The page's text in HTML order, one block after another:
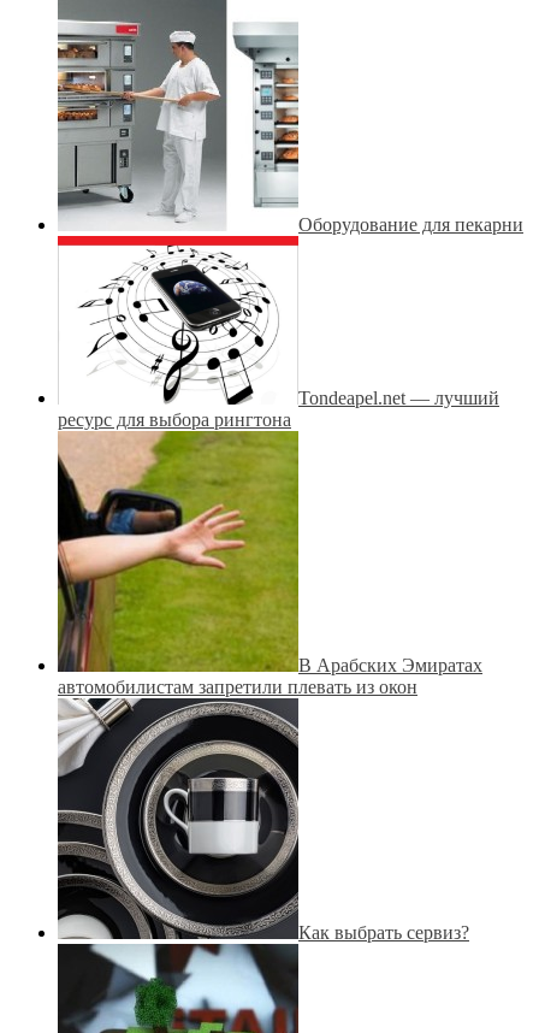
Оборудование для пекарни
Tondeapel.net — лучший
ресурс для выбора рингтона
В Арабских Эмиратах
автомобилистам запретили плевать из окон
Как выбрать сервиз?